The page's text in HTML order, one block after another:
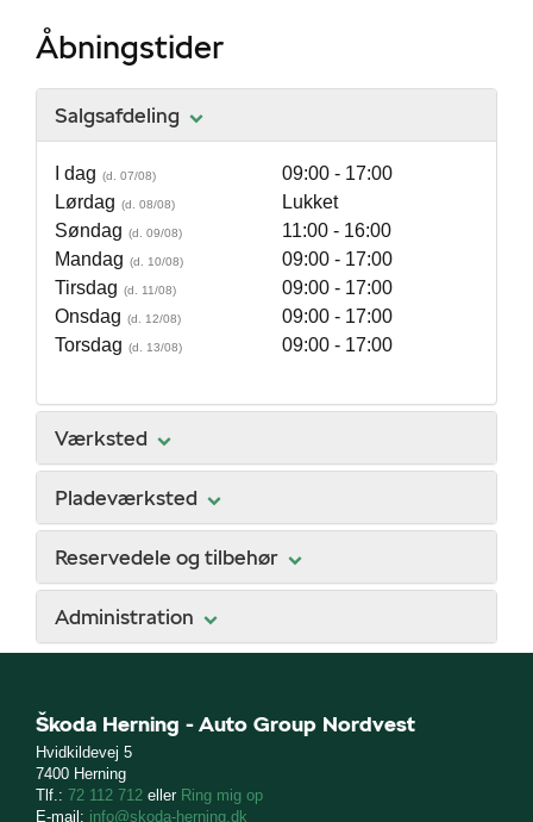
Åbningstider
Salgsafdeling
I dag
09:00 - 17:00
Lørdag
Lukket
Søndag
11:00 - 16:00
Mandag
09:00 - 17:00
Tirsdag
09:00 - 17:00
Onsdag
09:00 - 17:00
Torsdag
09:00 - 17:00
Værksted
Pladeværksted
Reservedele og tilbehør
Administration
Škoda Herning - Auto Group Nordvest
Hvidkildevej 5
7400 Herning
Tlf.: 72 112 712 eller Ring mig op
E-mail: info@skoda-herning.dk